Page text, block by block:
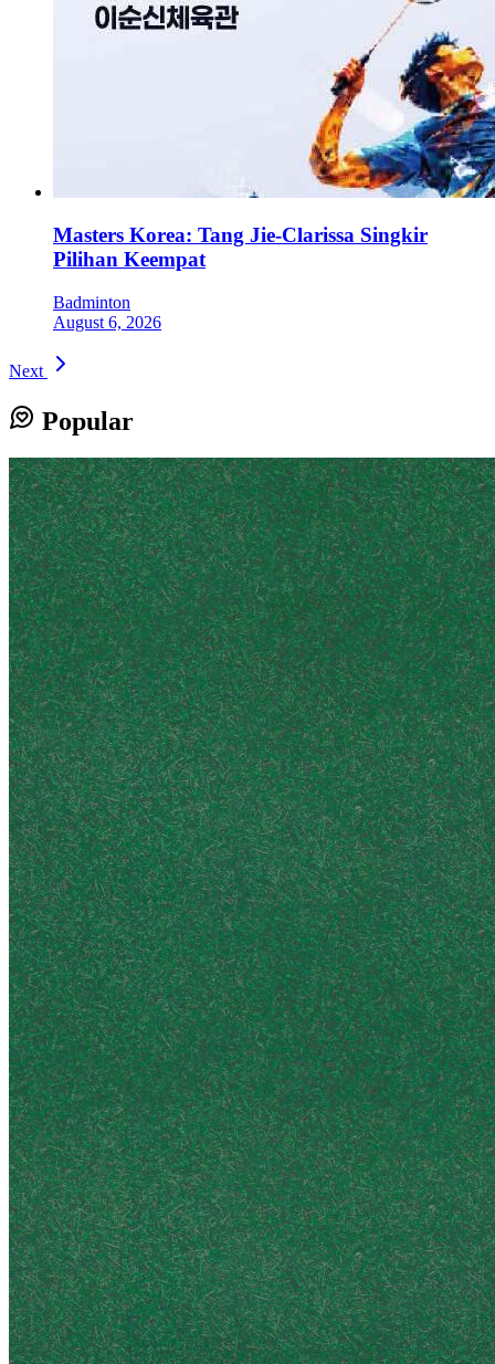
Masters Korea: Tang Jie-Clarissa Singkir
Pilihan Keempat
Badminton
August 6, 2026
Next
Popular